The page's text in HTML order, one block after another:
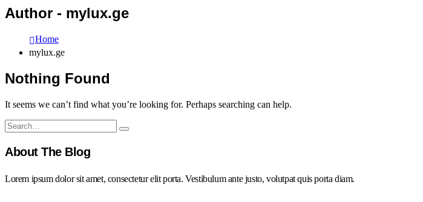
Author - mylux.ge
Home
mylux.ge
Nothing Found
It seems we can’t find what you’re looking for. Perhaps searching can help.
About The Blog
Lorem ipsum dolor sit amet, consectetur elit porta. Vestibulum ante justo, volutpat quis porta diam.